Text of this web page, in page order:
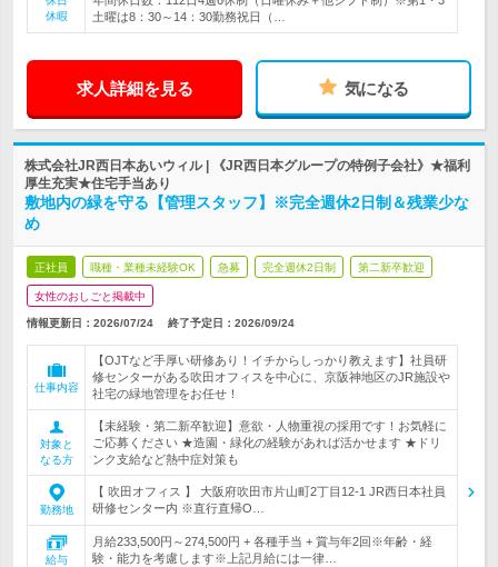
休暇
土曜は8：30～14：30勤務祝日（…
求人詳細を見る 気になる
株式会社JR西日本あいウィル | 《JR西日本グループの特例子会社》★福利
厚生充実★住宅手当あり
敷地内の緑を守る【管理スタッフ】※完全週休2日制＆残業少な
め
正社員 職種・業種未経験OK 急募 完全週休2日制 第二新卒歓迎
女性のおしごと掲載中
情報更新日：2026/07/24 終了予定日： 2026/09/24
仕事内容
【OJTなど手厚い研修あり！イチからしっかり教えます】社員研
修センターがある吹田オフィスを中心に、京阪神地区のJR施設や
社宅の緑地管理をお任せ！
対象と
なる方
【未経験・第二新卒歓迎】意欲・人物重視の採用です！お気軽に
ご応募ください ★造園・緑化の経験があれば活かせます ★ドリ
ンク支給など熱中症対策も
勤務地
【 吹田オフィス 】 大阪府吹田市片山町2丁目12-1 JR西日本社員
研修センター内 ※直行直帰O…
給与
月給233,500円～274,500円 + 各種手当 + 賞与年2回※年齢・経
験・能力を考慮します※上記月給には一律…